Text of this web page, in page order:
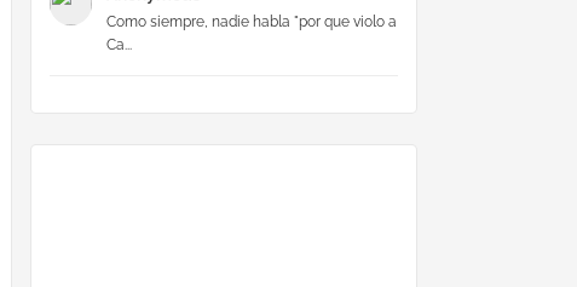
Como siempre, nadie habla "por que violo a
Ca...